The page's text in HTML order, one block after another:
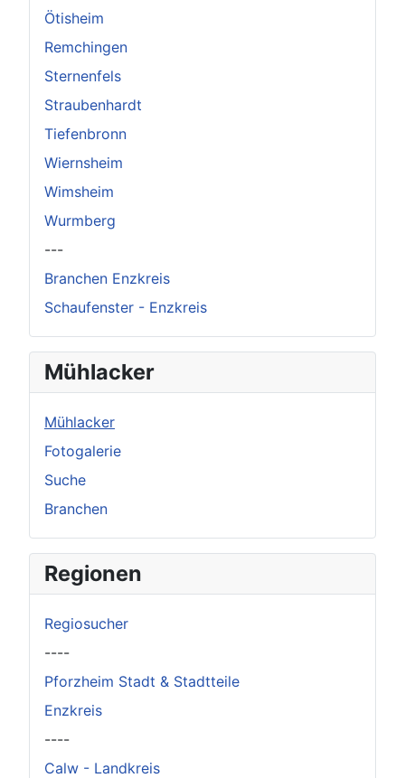
Ötisheim
Remchingen
Sternenfels
Straubenhardt
Tiefenbronn
Wiernsheim
Wimsheim
Wurmberg
---
Branchen Enzkreis
Schaufenster - Enzkreis
Mühlacker
Mühlacker
Fotogalerie
Suche
Branchen
Regionen
Regiosucher
----
Pforzheim Stadt & Stadtteile
Enzkreis
----
Calw - Landkreis